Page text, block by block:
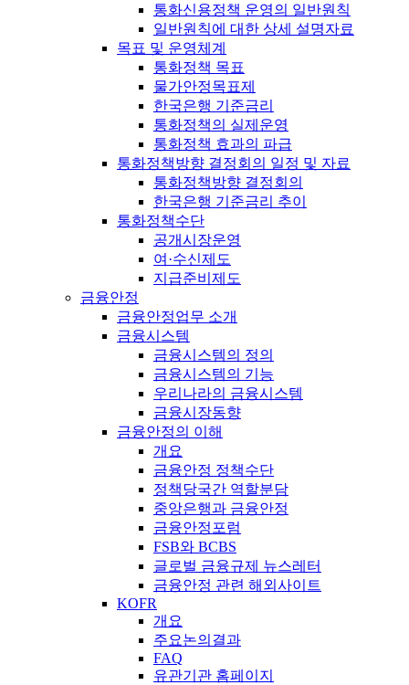
통화신용정책 운영의 일반원칙
일반원칙에 대한 상세 설명자료
목표 및 운영체계
통화정책 목표
물가안정목표제
한국은행 기준금리
통화정책의 실제운영
통화정책 효과의 파급
통화정책방향 결정회의 일정 및 자료
통화정책방향 결정회의
한국은행 기준금리 추이
통화정책수단
공개시장운영
여·수신제도
지급준비제도
금융안정
금융안정업무 소개
금융시스템
금융시스템의 정의
금융시스템의 기능
우리나라의 금융시스템
금융시장동향
금융안정의 이해
개요
금융안정 정책수단
정책당국간 역할분담
중앙은행과 금융안정
금융안정포럼
FSB와 BCBS
글로벌 금융규제 뉴스레터
금융안정 관련 해외사이트
KOFR
개요
주요논의결과
FAQ
유관기관 홈페이지